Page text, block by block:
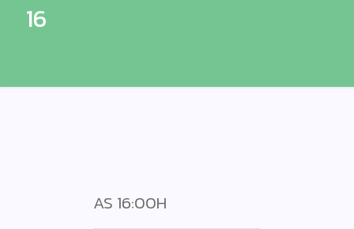
16
AS 16:00H